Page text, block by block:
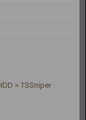
> TSSniper